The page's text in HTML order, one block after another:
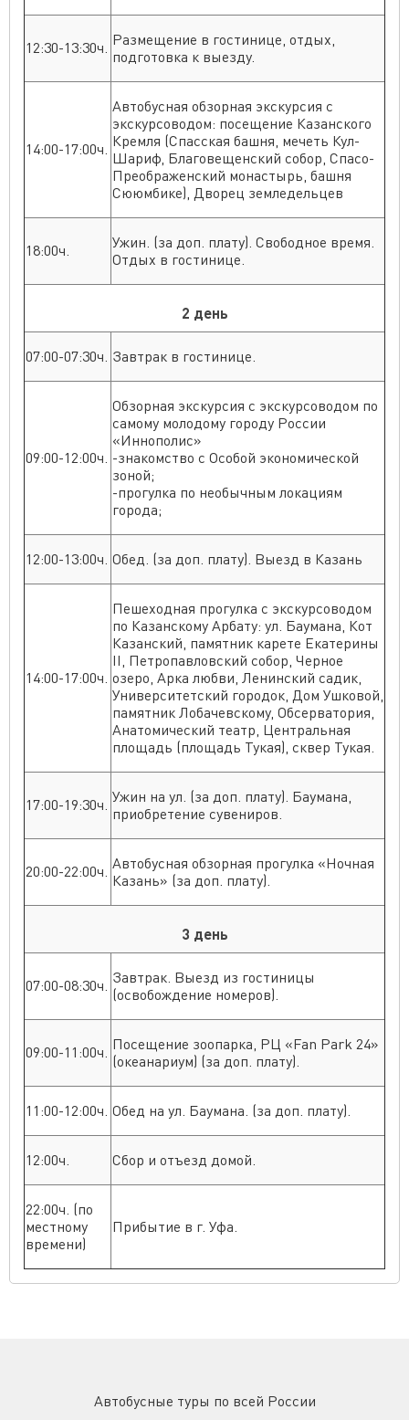
12:30-13:30ч. Размещение в гостинице, отдых,
подготовка к выезду.
14:00-17:00ч.
Автобусная обзорная экскурсия с
экскурсоводом: посещение Казанского
Кремля (Спасская башня, мечеть Кул-
Шариф, Благовещенский собор, Спасо-
Преображенский монастырь, башня
Сююмбике), Дворец земледельцев
18:00ч.
Ужин. (за доп. плату). Свободное время.
Отдых в гостинице.
2 день
07:00-07:30ч. Завтрак в гостинице.
09:00-12:00ч.
Обзорная экскурсия с экскурсоводом по
самому молодому городу России
«Иннополис»
-знакомство с Особой экономической
зоной;
-прогулка по необычным локациям
города;
12:00-13:00ч. Обед. (за доп. плату). Выезд в Казань
14:00-17:00ч.
Пешеходная прогулка с экскурсоводом
по Казанскому Арбату: ул. Баумана, Кот
Казанский, памятник карете Екатерины
II, Петропавловский собор, Черное
озеро, Арка любви, Ленинский садик,
Университетский городок, Дом Ушковой,
памятник Лобачевскому, Обсерватория,
Анатомический театр, Центральная
площадь (площадь Тукая), сквер Тукая.
17:00-19:30ч. Ужин на ул. (за доп. плату). Баумана,
приобретение сувениров.
20:00-22:00ч. Автобусная обзорная прогулка «Ночная
Казань» (за доп. плату).
3 день
07:00-08:30ч. Завтрак. Выезд из гостиницы
(освобождение номеров).
09:00-11:00ч. Посещение зоопарка, РЦ «Fan Park 24»
(океанариум) (за доп. плату).
11:00-12:00ч. Обед на ул. Баумана. (за доп. плату).
12:00ч. Сбор и отъезд домой.
22:00ч. (по
местному
времени)
Прибытие в г. Уфа.
Автобусные туры по всей России